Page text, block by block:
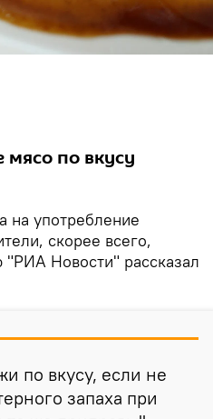
мясо по вкусу
на употребление
скорее всего,
"РИА Новости" рассказал
по вкусу, если не
запаха при